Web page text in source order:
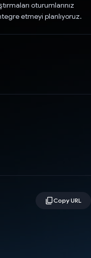
oturumlarınız
etmeyi planlıyoruz.